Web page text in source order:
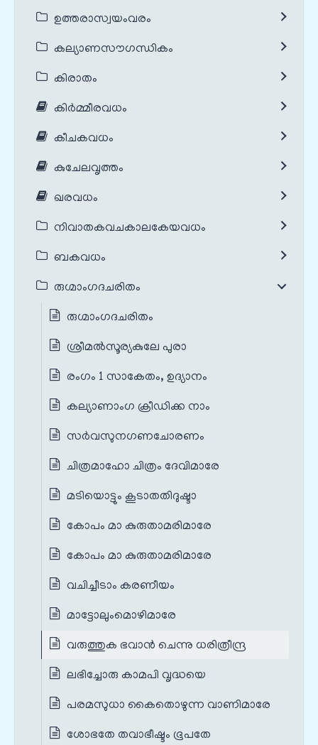
ഉത്തരാസ്വയംവരം
കല്യാണസൗഗന്ധികം
കിരാതം
കിർമ്മീരവധം
കീചകവധം
കുചേലവൃത്തം
ഖരവധം
നിവാതകവചകാലകേയവധം
ബകവധം
രുഗ്മാംഗദചരിതം
രുഗ്മാംഗദചരിതം
ശ്രീമൽസൂര്യകുലേ പുരാ
രംഗം 1 സാകേതം, ഉദ്യാനം
കല്യാണാംഗ ക്രീഡിക്ക നാം
സര്‍വസുനഗണചോരണം
ചിത്രമാഹോ ചിത്രം ദേവിമാരേ
മടിയൊട്ടും കൂടാതതിദുഷ്ടാ
കോപം മാ കുരുതാമരിമാരേ
കോപം മാ കുരുതാമരിമാരേ
വചിച്ചീടാം കരണീയം
മാട്ടോലുംമൊഴിമാരേ
വരുത്തുക ഭവാന്‍ ചെന്നു ധരിത്രീന്ദ്ര
ലഭിച്ചോരു കാമപി വൃദ്ധയെ
പരമസുധാ കൈതൊഴുന്ന വാണിമാരേ
ശോഭതേ തവാഭീഷ്ടം ഭൂപതേ